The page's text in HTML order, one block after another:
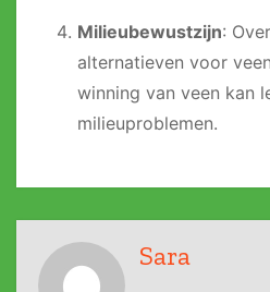
Milieubewustzijn:
alternatieven voor
winning van veen kan
milieuproblemen.
Sara